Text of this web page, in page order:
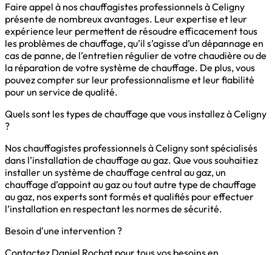
Faire appel à nos chauffagistes professionnels à Celigny
présente de nombreux avantages. Leur expertise et leur
expérience leur permettent de résoudre efficacement tous
les problèmes de chauffage, qu’il s’agisse d’un dépannage en
cas de panne, de l’entretien régulier de votre chaudière ou de
la réparation de votre système de chauffage. De plus, vous
pouvez compter sur leur professionnalisme et leur fiabilité
pour un service de qualité.
Quels sont les types de chauffage que vous installez à Celigny
?
Nos chauffagistes professionnels à Celigny sont spécialisés
dans l’installation de chauffage au gaz. Que vous souhaitiez
installer un système de chauffage central au gaz, un
chauffage d’appoint au gaz ou tout autre type de chauffage
au gaz, nos experts sont formés et qualifiés pour effectuer
l’installation en respectant les normes de sécurité.
Besoin d'une intervention ?